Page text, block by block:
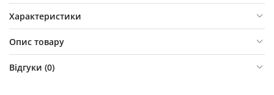
Характеристики
Опис товару
Відгуки (0)